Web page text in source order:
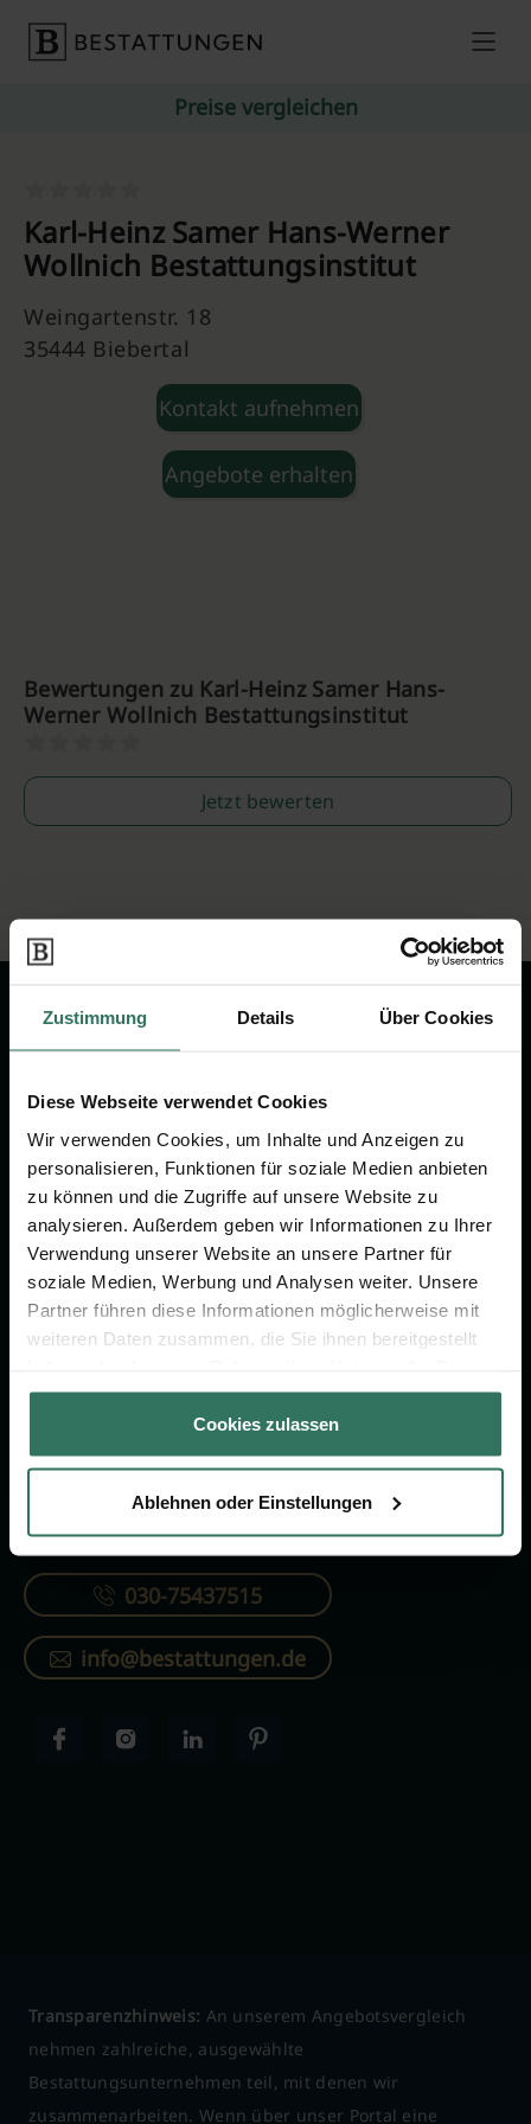
Zustimmung Details Über Cookies
Diese Webseite verwendet Cookies
Wir verwenden Cookies, um Inhalte und Anzeigen zu
personalisieren, Funktionen für soziale Medien anbieten
zu können und die Zugriffe auf unsere Website zu
analysieren. Außerdem geben wir Informationen zu Ihrer
Verwendung unserer Website an unsere Partner für
soziale Medien, Werbung und Analysen weiter. Unsere
Partner führen diese Informationen möglicherweise mit
weiteren Daten zusammen, die Sie ihnen bereitgestellt
gesammelt haben.
Cookies zulassen
Ablehnen oder Einstellungen
Preise vergleichen
Karl-Heinz Samer Hans-Werner
Wollnich Bestattungsinstitut
Weingartenstr. 18
35444 Biebertal
Kontakt aufnehmen
Angebote erhalten
Bewertungen zu Karl-Heinz Samer Hans-
Werner Wollnich Bestattungsinstitut
Jetzt bewerten
um das Thema Bestattung &
Vorsorge.
Jetzt beraten lassen
FÜR SIE
Vergleich
Ratgeber
FÜR BESTATTER
Online-Portal
Kostenlos registrieren
KONTAKTIEREN SIE UNS
030-75437515
info@bestattungen.de
Transparenzhinweis: An unserem Angebotsvergleich
nehmen zahlreiche, ausgewählte
Bestattungsunternehmen teil, mit denen wir
zusammenarbeiten. Wenn über unser Portal eine